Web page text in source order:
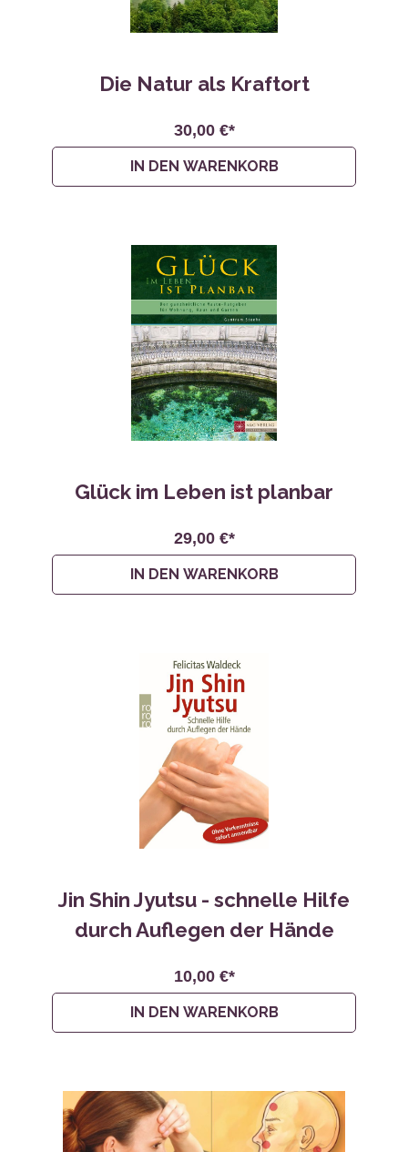
Die Natur als Kraftort
30,00 €*
IN DEN WARENKORB
Glück im Leben ist planbar
29,00 €*
IN DEN WARENKORB
Jin Shin Jyutsu - schnelle Hilfe
durch Auflegen der Hände
10,00 €*
IN DEN WARENKORB